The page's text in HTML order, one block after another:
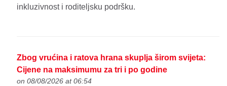
inkluzivnost i roditeljsku podršku.
Zbog vrućina i ratova hrana skuplja širom svijeta:
Cijene na maksimumu za tri i po godine
on 08/08/2026 at 06:54